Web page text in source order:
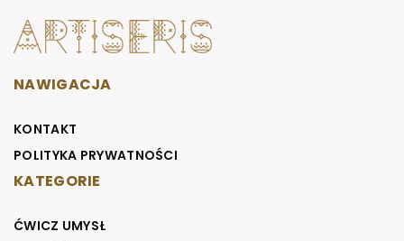
NAWIGACJA
KONTAKT
POLITYKA PRYWATNOŚCI
KATEGORIE
ĆWICZ UMYSŁ